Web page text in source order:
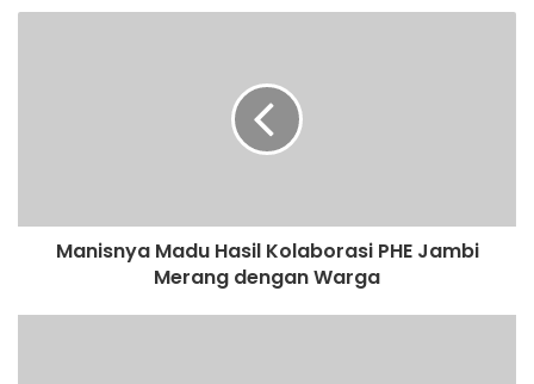
Manisnya Madu Hasil Kolaborasi PHE Jambi
Merang dengan Warga